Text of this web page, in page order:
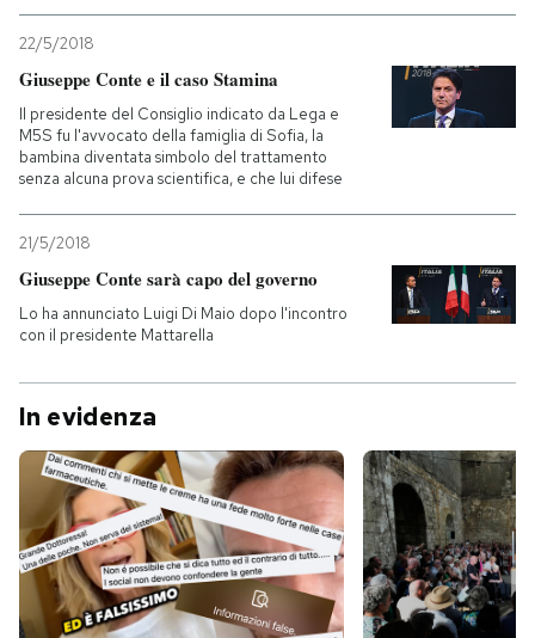
22/5/2018
Giuseppe Conte e il caso Stamina
Il presidente del Consiglio indicato da Lega e
M5S fu l'avvocato della famiglia di Sofia, la
bambina diventata simbolo del trattamento
senza alcuna prova scientifica, e che lui difese
21/5/2018
Giuseppe Conte sarà capo del governo
Lo ha annunciato Luigi Di Maio dopo l'incontro
con il presidente Mattarella
In evidenza